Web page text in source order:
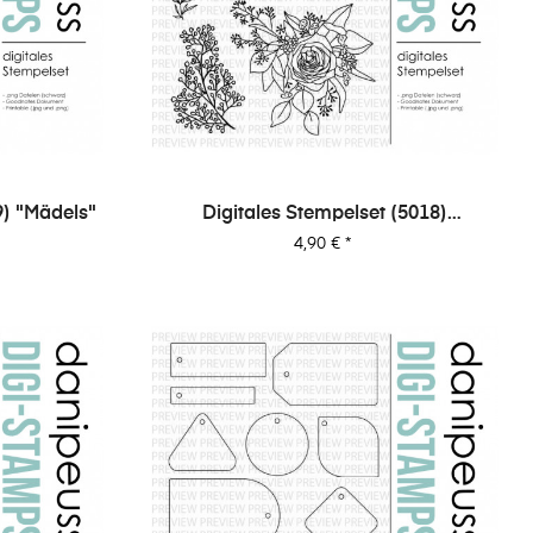
"Mädels"
Digitales Stempelset (5018)
"Blümchen"
Preis
4,90 €*